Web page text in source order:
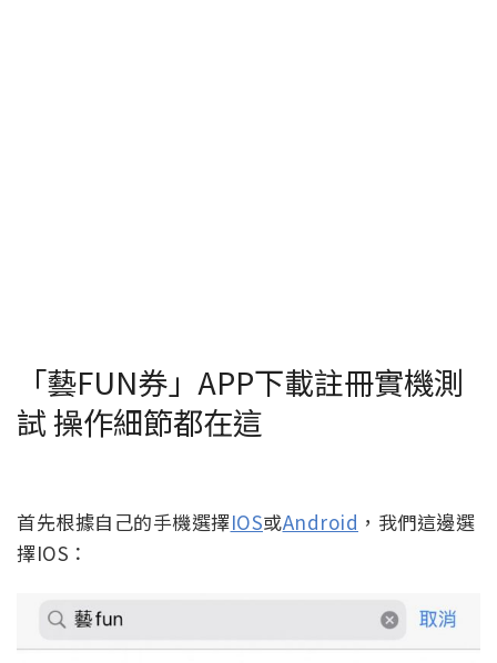
「藝FUN券」APP下載註冊實機測
試 操作細節都在這
首先根據自己的手機選擇IOS或Android ，我們這邊選
擇IOS：